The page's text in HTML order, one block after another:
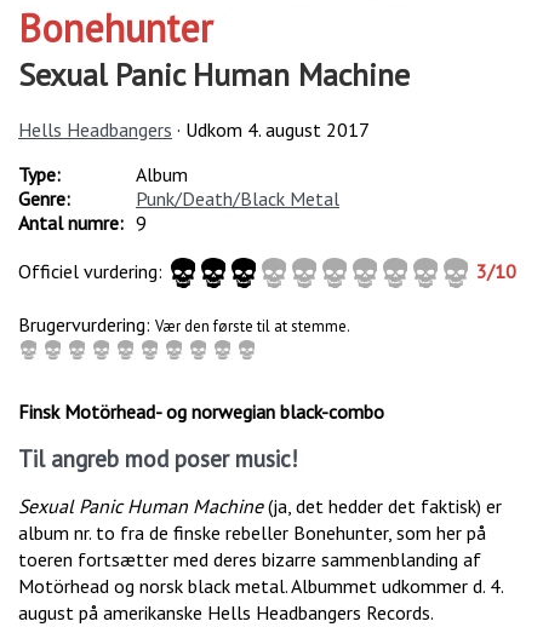
Bonehunter
Sexual Panic Human Machine
Hells Headbangers · Udkom 4. august 2017
Type:
Album
Genre:
Punk/Death/Black Metal
Antal numre: 9
Officiel vurdering:
3/10
Brugervurdering: Vær den første til at stemme.
Finsk Motörhead- og norwegian black-combo
Til angreb mod poser music!
Sexual Panic Human Machine(ja, det hedder det faktisk) er
album nr. to fra de finske rebeller Bonehunter, som her på
toeren fortsætter med deres bizarre sammenblanding af
Motörhead og norsk black metal. Albummet udkommer d. 4.
august på amerikanske Hells Headbangers Records.